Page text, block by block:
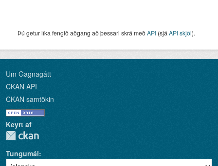
Þú getur líka fengið aðgang að þessari skrá meðAPI (sjá API skjöl).
Um Gagnagátt
CKAN API
CKAN samtökin
Keyrt af
Tungumál